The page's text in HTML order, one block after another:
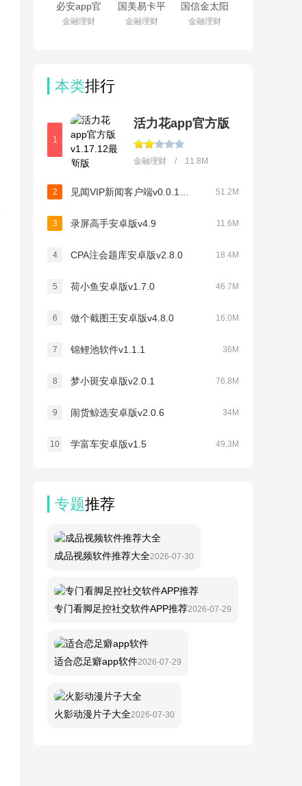
必安app官
方免费下载
安装2026年
金融理财
国美易卡平
台(美易借
钱)v6.2.4
金融理财
国信金太阳
网上交易专
业版v8.2.5
金融理财
本类排行
1
活力花app官方版
金融理财 / 11.8M
2 51.2M
3 录屏高手安卓版v4.9 11.6M
4 CPA注会题库安卓版v2.8.0 18.4M
5 荷小鱼安卓版v1.7.0 46.7M
6 做个截图王安卓版v4.8.0 16.0M
7 锦鲤池软件v1.1.1 36M
8 梦小斑安卓版v2.0.1 76.8M
9 闹货鲸选安卓版v2.0.6 34M
10 学富车安卓版v1.5 49.3M
专题推荐
成品视频软件推荐大全2026-07-30
专门看脚足控社交软件APP推荐2026-07-29
适合恋足癖app软件2026-07-29
火影动漫片子大全2026-07-30